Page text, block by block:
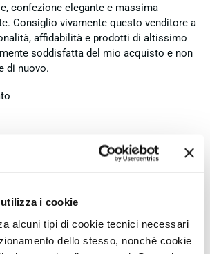
i cookie
alcuni tipi di cookie tecnici necessari
dello stesso, nonché cookie
confezione elegante e massima
Consiglio vivamente questo venditore a
affidabilità e prodotti di altissimo
soddisfatta del mio acquisto e non
di nuovo.
von Fope Schmuck gekauft. Super